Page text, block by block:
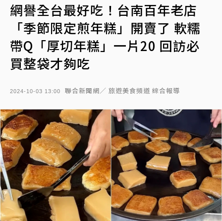
網譽全台最好吃！台南百年老店
「季節限定煎年糕」開賣了 軟糯
帶Q「厚切年糕」一片20 回訪必
買整袋才夠吃
2024-10-03 13:00 聯合新聞網／ 旅遊美食頻道 綜合報導